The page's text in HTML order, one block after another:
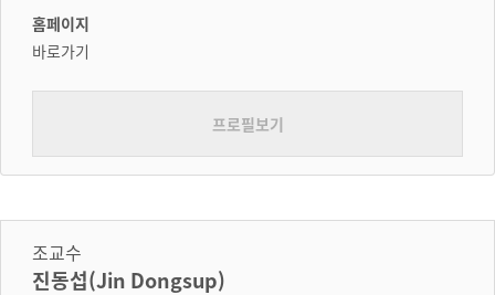
홈페이지
바로가기
프로필보기
조교수
진동섭(Jin Dongsup)